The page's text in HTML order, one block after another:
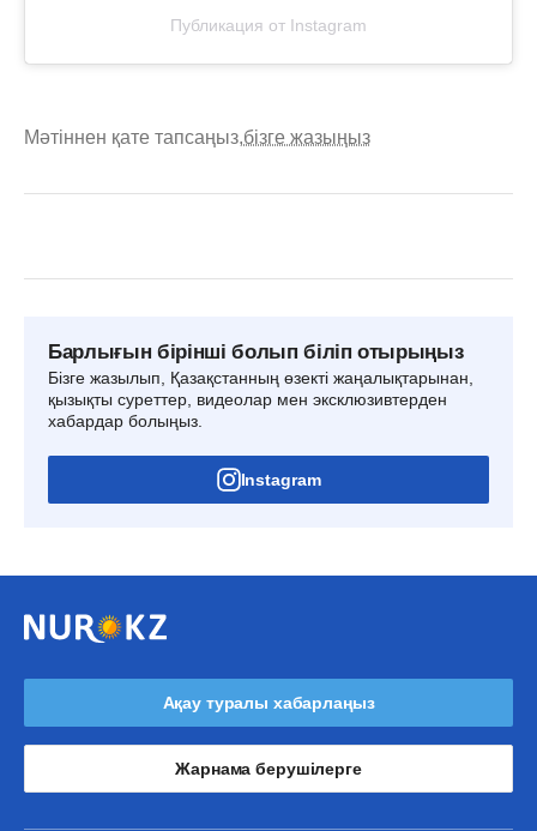
Публикация от Instagram
Мәтіннен қате тапсаңыз,бізге жазыңыз
Барлығын бірінші болып біліп отырыңыз
Бізге жазылып, Қазақстанның өзекті жаңалықтарынан,
қызықты суреттер, видеолар мен эксклюзивтерден
хабардар болыңыз.
Instagram
Ақау туралы хабарлаңыз
Жарнама берушілерге